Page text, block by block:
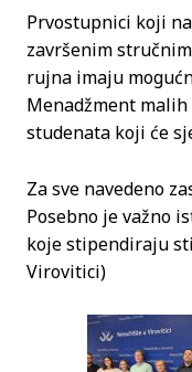
Prvostupnici koji
završenim
rujna imaju
Menadžment
studenata koji će
Za sve navedeno
Posebno je važno
koje stipendiraju
Virovitici)